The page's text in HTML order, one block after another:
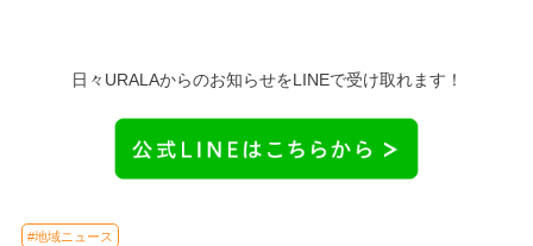
日々URALAからのお知らせをLINEで受け取れます！
#地域ニュース